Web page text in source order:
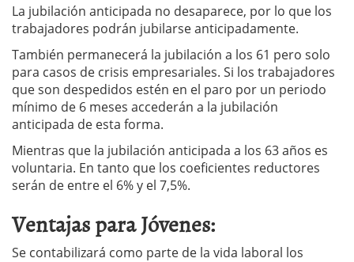
La jubilación anticipada no desaparece, por lo que los
trabajadores podrán jubilarse anticipadamente.
También permanecerá la jubilación a los 61 pero solo
para casos de crisis empresariales. Si los trabajadores
que son despedidos estén en el paro por un periodo
mínimo de 6 meses accederán a la jubilación
anticipada de esta forma.
Mientras que la jubilación anticipada a los 63 años es
voluntaria. En tanto que los coeficientes reductores
serán de entre el 6% y el 7,5%.
Ventajas para Jóvenes:
Se contabilizará como parte de la vida laboral los